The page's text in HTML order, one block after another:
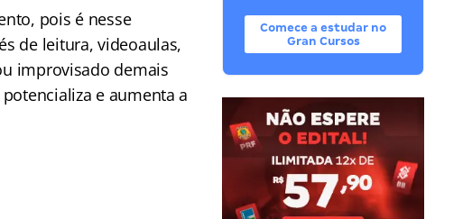
pois é nesse
de leitura, videoaulas,
improvisado demais
e aumenta a
Comece a estudar no
Gran Cursos